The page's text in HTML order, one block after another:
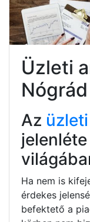
Üzleti
Az
Ha nem is
érdekes
befektető a